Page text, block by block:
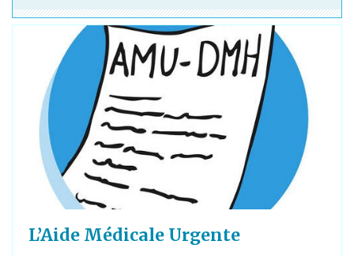
L’Aide Médicale Urgente